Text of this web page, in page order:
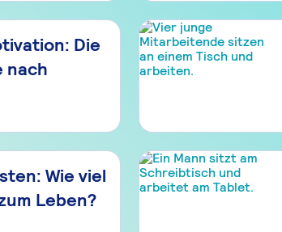
Die
nach
Wie viel
Leben?